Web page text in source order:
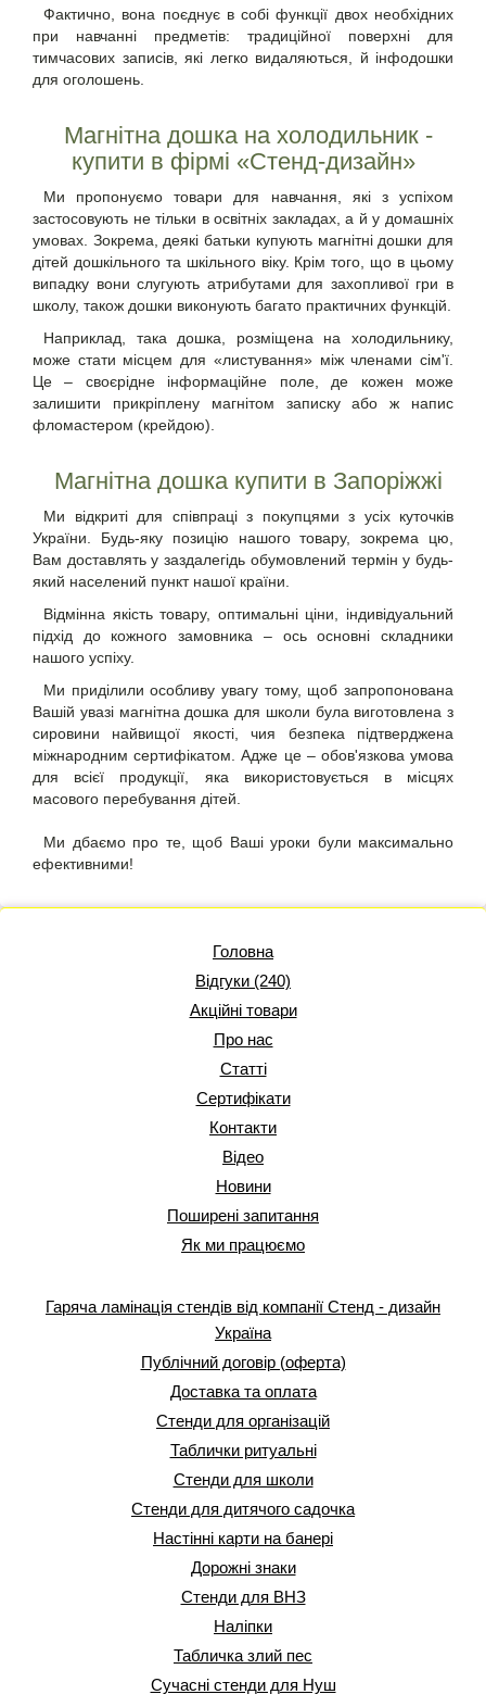
Фактично, вона поєднує в собі функції двох необхідних
при навчанні предметів: традиційної поверхні для
тимчасових записів, які легко видаляються, й інфодошки
для оголошень.
Магнітна дошка на холодильник -
купити в фірмі «Стенд-дизайн»
Ми пропонуємо товари для навчання, які з успіхом
застосовують не тільки в освітніх закладах, а й у домашніх
умовах. Зокрема, деякі батьки купують магнітні дошки для
дітей дошкільного та шкільного віку. Крім того, що в цьому
випадку вони слугують атрибутами для захопливої гри в
школу, також дошки виконують багато практичних функцій.
Наприклад, така дошка, розміщена на холодильнику,
може стати місцем для «листування» між членами сім'ї.
Це – своєрідне інформаційне поле, де кожен може
залишити прикріплену магнітом записку або ж напис
фломастером (крейдою).
Магнітна дошка купити в Запоріжжі
Ми відкриті для співпраці з покупцями з усіх куточків
України. Будь-яку позицію нашого товару, зокрема цю,
Вам доставлять у заздалегідь обумовлений термін у будь-
який населений пункт нашої країни.
Відмінна якість товару, оптимальні ціни, індивідуальний
підхід до кожного замовника – ось основні складники
нашого успіху.
Ми приділили особливу увагу тому, щоб запропонована
Вашій увазі магнітна дошка для школи була виготовлена з
сировини найвищої якості, чия безпека підтверджена
міжнародним сертифікатом. Адже це – обов'язкова умова
для всієї продукції, яка використовується в місцях
масового перебування дітей.
Ми дбаємо про те, щоб Ваші уроки були максимально
ефективними!
Головна
Відгуки (240)
Акційні товари
Про нас
Статті
Сертифікати
Контакти
Відео
Новини
Поширені запитання
Як ми працюємо
Гаряча ламінація стендів від компанії Стенд - дизайн
Україна
Публічний договір (оферта)
Доставка та оплата
Стенди для організацій
Таблички ритуальні
Стенди для школи
Стенди для дитячого садочка
Настінні карти на банері
Дорожні знаки
Стенди для ВНЗ
Наліпки
Табличка злий пес
Сучасні стенди для Нуш